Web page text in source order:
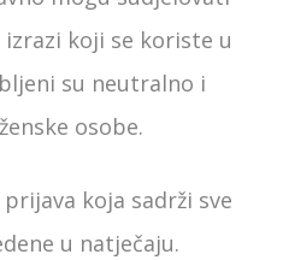
koji se koriste u
su neutralno i
osobe.
koja sadrži sve
u natječaju.